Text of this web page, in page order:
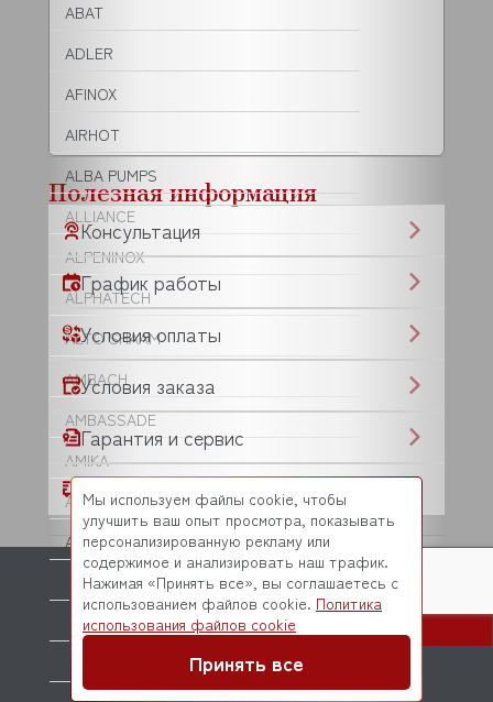
ABAT
ADLER
AFINOX
AIRHOT
ALBA PUMPS
ALLIANCE
ALPENINOX
ALPHATECH
ALTO SHAAM
AMBACH
AMBASSADE
AMIKA
AMITEK
ANGELO PO
ANIMO
ANKO
Полезная информация
Консультация
График работы
Условия оплаты
Условия заказа
Гарантия и сервис
Сроки поставки
+7 495 120-86-68
Мы используем файлы cookie, чтобы
улучшить ваш опыт просмотра, показывать
персонализированную рекламу или
содержимое и анализировать наш трафик.
Нажимая «Принять все», вы соглашаетесь с
использованием файлов cookie. Политика
использования файлов cookie
Принять все